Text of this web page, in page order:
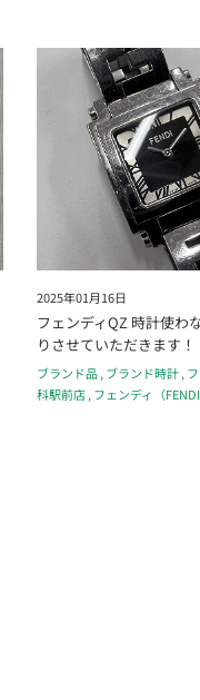
2025年01月16日
フェンディQZ 時計使わ
りさせていただきます！
ブランド品, ブランド時計,
科駅前店, フェンディ（FENDI